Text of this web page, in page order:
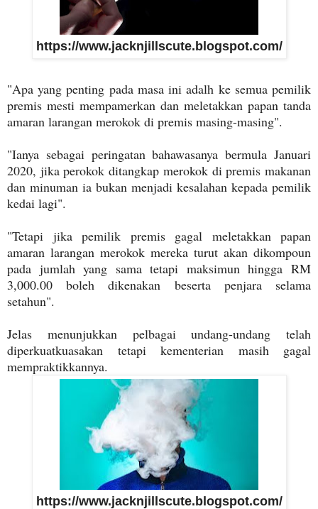
https://www.jacknjillscute.blogspot.com/
"Apa yang penting pada masa ini adalh ke semua pemilik
premis mesti mempamerkan dan meletakkan papan tanda
amaran larangan merokok di premis masing-masing".
"Ianya sebagai peringatan bahawasanya bermula Januari
2020, jika perokok ditangkap merokok di premis makanan
dan minuman ia bukan menjadi kesalahan kepada pemilik
kedai lagi".
"Tetapi jika pemilik premis gagal meletakkan papan
amaran larangan merokok mereka turut akan dikompoun
pada jumlah yang sama tetapi maksimun hingga RM
3,000.00 boleh dikenakan beserta penjara selama
setahun".
Jelas menunjukkan pelbagai undang-undang telah
diperkuatkuasakan tetapi kementerian masih gagal
mempraktikkannya.
https://www.jacknjillscute.blogspot.com/